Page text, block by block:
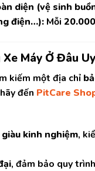
diện (vệ sinh
điện…): Mỗi
Máy Ở Đâu
kiếm một địa chỉ
đến PitCare
kinh nghiệm,
, đảm bảo quy